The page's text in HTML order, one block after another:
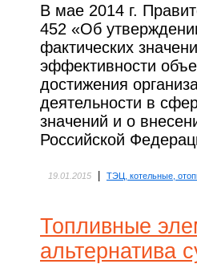
В мае 2014 г.
452 «Об
фактических
эффективности
достижения
деятельности в
значений и о
Российской
19.01.2015 ТЭЦ, котельные,
Топливные